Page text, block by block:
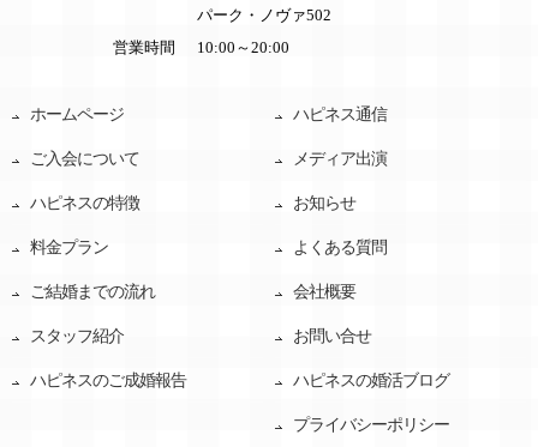
パーク・ノヴァ502
営業時間
10:00～20:00
ホームページ
ご入会について
ハピネスの特徴
料金プラン
ご結婚までの流れ
スタッフ紹介
ハピネスのご成婚報告
ハピネス通信
メディア出演
お知らせ
よくある質問
会社概要
お問い合せ
ハピネスの婚活ブログ
プライバシーポリシー